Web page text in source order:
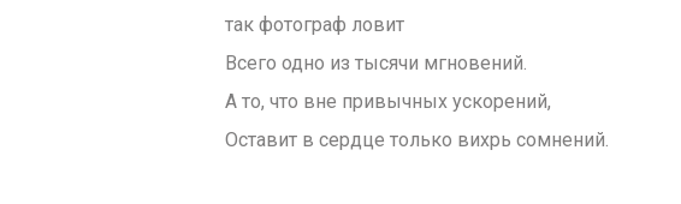
так фотограф ловит
Всего одно из тысячи мгновений.
А то, что вне привычных ускорений,
Оставит в сердце только вихрь сомнений.